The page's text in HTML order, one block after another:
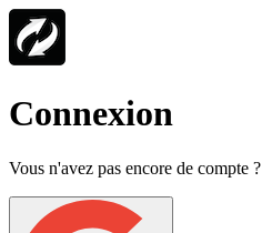
Connexion
Vous n'avez pas encore de compte ?